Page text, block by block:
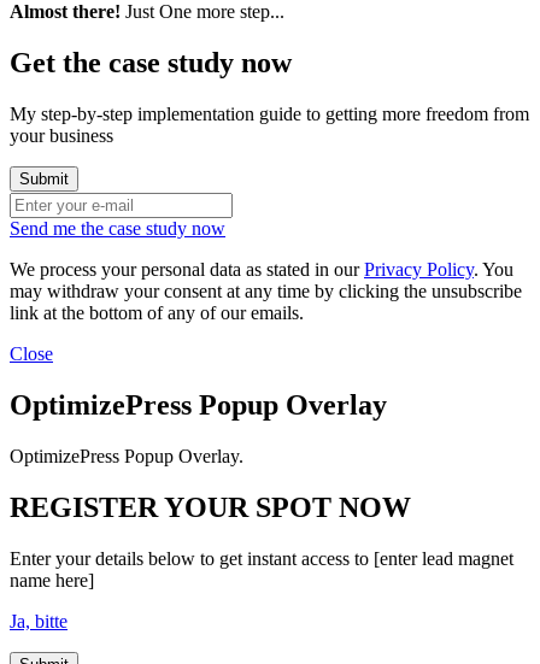
Almost there! Just One more step...
Get the case study now
My step-by-step implementation guide to getting more freedom from
your business
Send me the case study now
We process your personal data as stated in ourPrivacy Policy. You
may withdraw your consent at any time by clicking the unsubscribe
link at the bottom of any of our emails.
Close
OptimizePress Popup Overlay
OptimizePress Popup Overlay.
REGISTER YOUR SPOT NOW
Enter your details below to get instant access to [enter lead magnet
name here]
Ja, bitte